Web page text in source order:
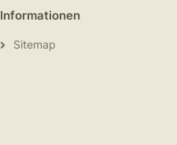
Informationen
Sitemap